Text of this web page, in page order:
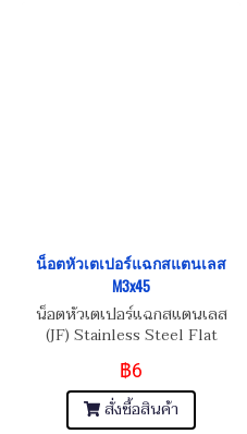
น็อตหัวเตเปอร์แฉกสแตนเลส
M3x45
น็อตหัวเตเปอร์แฉกสแตนเลส
(JF) Stainless Steel Flat
M3x0.5x45
฿6
สั่งซื้อสินค้า